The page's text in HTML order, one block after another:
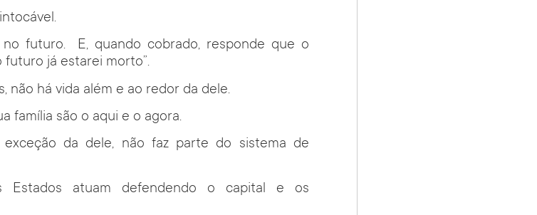
futuro. E, quando cobrado, responde que o
futuro já estarei morto”.
não há vida além e ao redor da dele.
família são o aqui e o agora.
da dele, não faz parte do sistema de
Estados atuam defendendo o capital e os